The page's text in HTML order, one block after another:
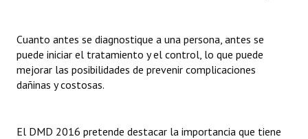
Cuanto antes se diagnostique a una persona, antes se
puede iniciar el tratamiento y el control, lo que puede
mejorar las posibilidades de prevenir complicaciones
dañinas y costosas.
El DMD 2016 pretende destacar la importancia que tiene